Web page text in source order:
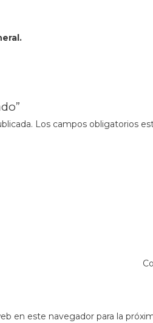
Los campos obligatorios
en este navegador para la